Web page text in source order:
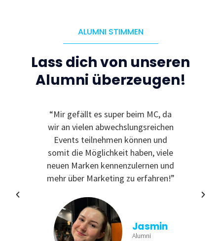
ALUMNI STIMMEN
Lass dich von unseren
Alumni überzeugen!
“Mir gefällt es super beim MC, da
wir an vielen abwechslungsreichen
Events teilnehmen können und
somit die Möglichkeit haben, viele
neuen Marken kennenzulernen und
mehr über Marketing zu erfahren!”
Jasmin
Alumni